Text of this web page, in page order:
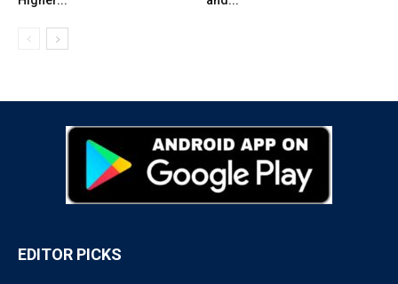
EDITOR PICKS